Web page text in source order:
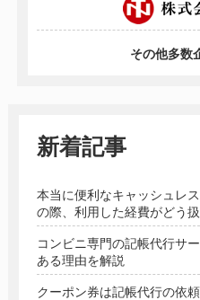
その他多数
新着記事
本当に便利なキャッシュレ
の際、利用した経費がどう
コンビニ専門の記帳代行サ
ある理由を解説
クーポン券は記帳代行の依